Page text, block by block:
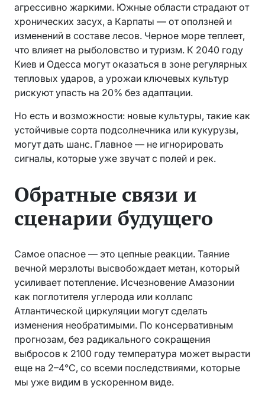
агрессивно жаркими. Южные области страдают от
хронических засух, а Карпаты — от оползней и
изменений в составе лесов. Черное море теплеет,
что влияет на рыболовство и туризм. К 2040 году
Киев и Одесса могут оказаться в зоне регулярных
тепловых ударов, а урожаи ключевых культур
рискуют упасть на 20% без адаптации.
Но есть и возможности: новые культуры, такие как
устойчивые сорта подсолнечника или кукурузы,
могут дать шанс. Главное — не игнорировать
сигналы, которые уже звучат с полей и рек.
Обратные связи и
сценарии будущего
Самое опасное — это цепные реакции. Таяние
вечной мерзлоты высвобождает метан, который
усиливает потепление. Исчезновение Амазонии
как поглотителя углерода или коллапс
Атлантической циркуляции могут сделать
изменения необратимыми. По консервативным
прогнозам, без радикального сокращения
выбросов к 2100 году температура может вырасти
еще на 2–4°C, со всеми последствиями, которые
мы уже видим в ускоренном виде.